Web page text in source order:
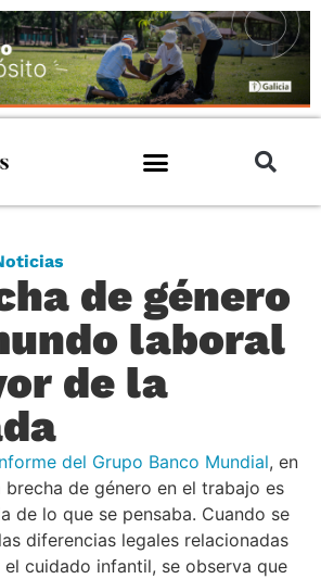
de género
laboral
de la
del Grupo Banco Mundial, en
de género en el trabajo es
de lo que se pensaba. Cuando se
diferencias legales relacionadas
cuidado infantil, se observa que